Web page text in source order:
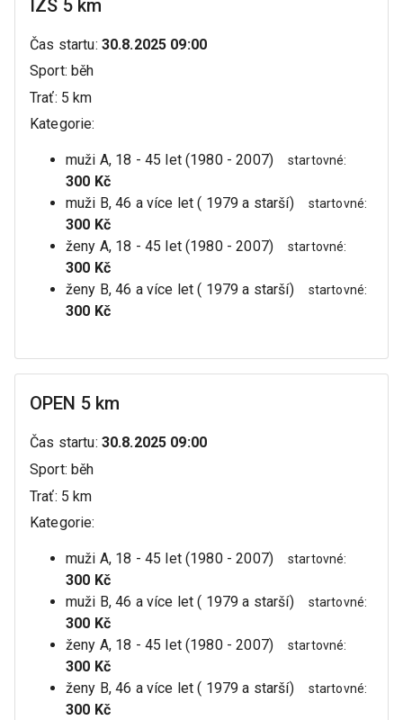
IZS 5 km
Čas startu: 30.8.2025 09:00
Sport: běh
Trať: 5 km
Kategorie:
muži A, 18 - 45 let (1980 - 2007) startovné:
300 Kč
muži B, 46 a více let ( 1979 a starší)
startovné:
300 Kč
ženy A, 18 - 45 let (1980 - 2007)
startovné:
300 Kč
ženy B, 46 a více let ( 1979 a starší)
startovné:
300 Kč
OPEN 5 km
Čas startu: 30.8.2025 09:00
Sport:běh
Trať: 5 km
Kategorie:
muži A, 18 - 45 let (1980 - 2007) startovné:
300 Kč
muži B, 46 a více let ( 1979 a starší)
startovné:
300 Kč
ženy A, 18 - 45 let (1980 - 2007)
startovné:
300 Kč
ženy B, 46 a více let ( 1979 a starší)
startovné:
300 Kč